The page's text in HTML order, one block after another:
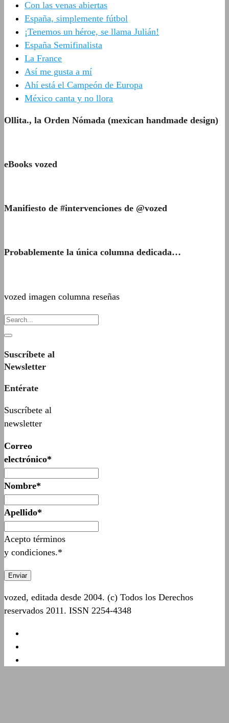
Con las venas abiertas
España, simplemente fútbol
¡Tenemos un héroe, se llama Julián!
España Semifinalista
La France
Así me gusta a mí
Ahí está el Campeón de Europa
México canta y no llora
Ollita., la Orden Nómada (mexican handmade design)
eBooks vozed
Manifiesto de #intervenciones de @vozed
Probablemente la única columna dedicada…
vozed imagen columna reseñas
Suscríbete al
Newsletter
Entérate
Suscríbete al
newsletter
Correo
electrónico*
Nombre*
Apellido*
Acepto términos
y condiciones.*
vozed, editada desde 2004. (c) Todos los Derechos
reservados 2011. ISSN 2254-4348